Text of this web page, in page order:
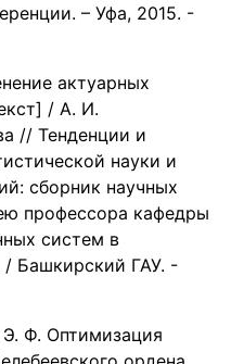
– Уфа, 2015. -
актуарных
/ А. И.
// Тенденции и
науки и
сборник научных
профессора кафедры
систем в
Башкирский ГАУ. -
Ф. Оптимизация